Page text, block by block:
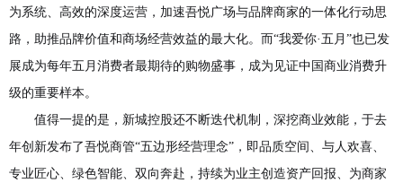
为系统、高效的深度运营，加速吾悦广场与品牌商家的一体化行动思
路，助推品牌价值和商场经营效益的最大化。而“我爱你·五月”也已发
展成为每年五月消费者最期待的购物盛事，成为见证中国商业消费升
级的重要样本。
值得一提的是，新城控股还不断迭代机制，深挖商业效能，于去
年创新发布了吾悦商管“五边形经营理念”，即品质空间、与人欢喜、
专业匠心、绿色智能、双向奔赴，持续为业主创造资产回报、为商家